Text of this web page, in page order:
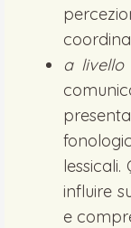
a livello
influire
e